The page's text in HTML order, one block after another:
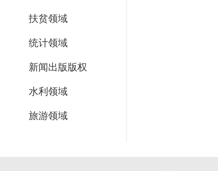
扶贫领域
统计领域
新闻出版版权
水利领域
旅游领域